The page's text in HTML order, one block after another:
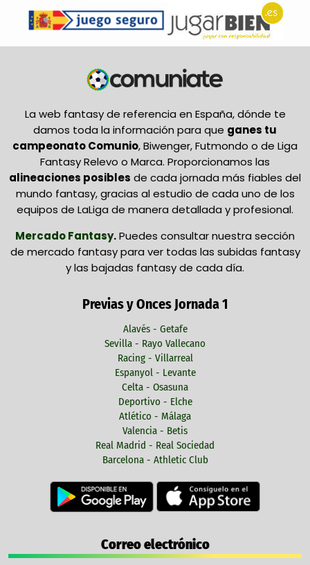
La web fantasy de referencia en España, dónde te
damos toda la información para que ganes tu
campeonato Comunio, Biwenger, Futmondo o de Liga
Fantasy Relevo o Marca. Proporcionamos las
alineaciones posibles de cada jornada más fiables del
mundo fantasy, gracias al estudio de cada uno de los
equipos de LaLiga de manera detallada y profesional.
Mercado Fantasy.Puedes consultar nuestra sección
de mercado fantasy para ver todas las subidas fantasy
y las bajadas fantasy de cada día.
Previas y Onces Jornada 1
Alavés - Getafe
Sevilla - Rayo Vallecano
Racing - Villarreal
Espanyol - Levante
Celta - Osasuna
Deportivo - Elche
Atlético - Málaga
Valencia - Betis
Real Madrid - Real Sociedad
Barcelona - Athletic Club
Correo electrónico